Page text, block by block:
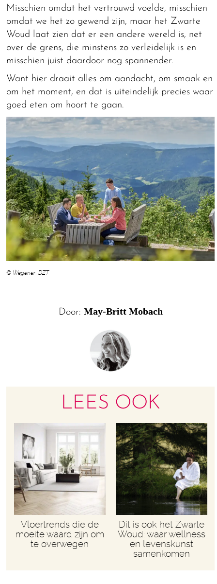
Misschien omdat het vertrouwd voelde, misschien
omdat we het zo gewend zijn, maar het Zwarte
Woud laat zien dat er een andere wereld is, net
over de grens, die minstens zo verleidelijk is en
misschien juist daardoor nog spannender.
Want hier draait alles om aandacht, om smaak en
om het moment, en dat is uiteindelijk precies waar
goed eten om hoort te gaan.
© Wegener_DZT
Door: May-Britt Mobach
LEES OOK
Vloertrends die de
moeite waard zijn om
te overwegen
Dit is ook het Zwarte
Woud: waar wellness
en levenskunst
samenkomen